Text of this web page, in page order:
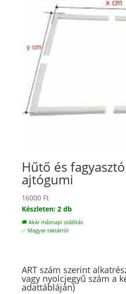
Hűtő és
ajtógumi
16000 Ft
Készleten: 2 db
🚚 Akár másnapi szállítás
✅ Magyar raktárról
ART szám szerint
vagy nyolcjegyű szám a
adattábláján)